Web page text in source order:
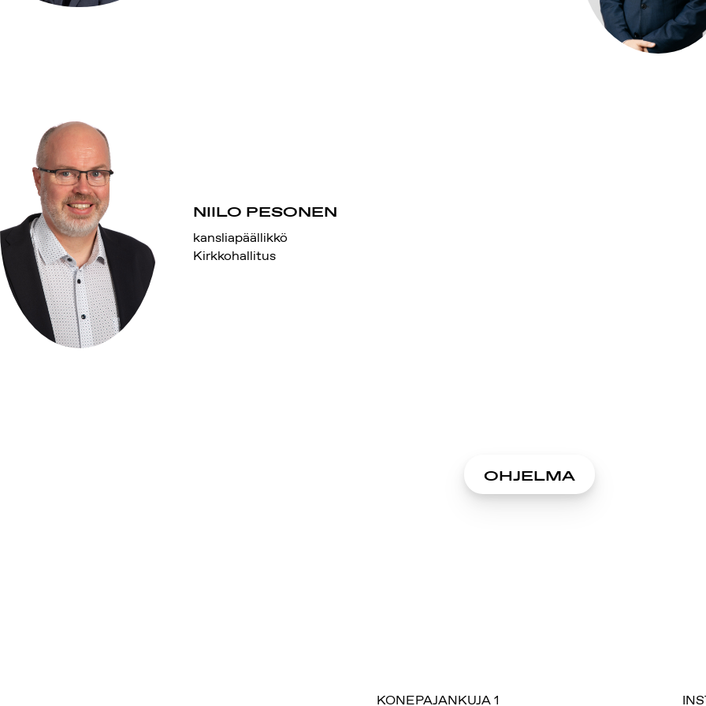
NIILO PESONEN
kansliapäällikkö
Kirkkohallitus
OHJELMA
SUOMIAREENA
KONEPAJANKUJA 1